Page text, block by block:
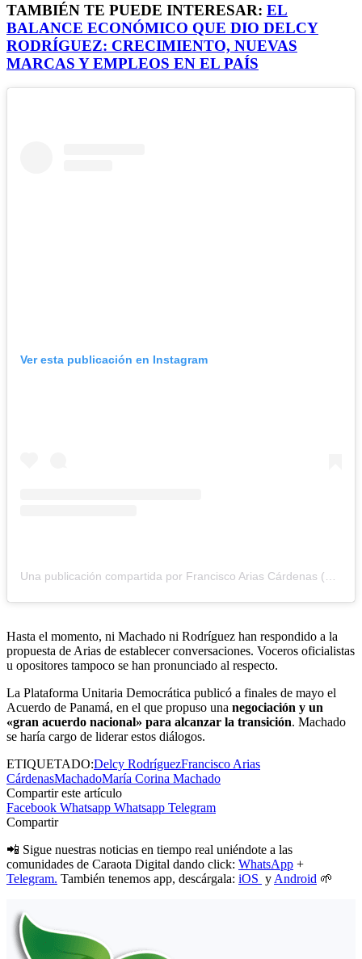
TAMBIÉN TE PUEDE INTERESAR: EL
BALANCE ECONÓMICO QUE DIO DELCY
RODRÍGUEZ: CRECIMIENTO, NUEVAS
MARCAS Y EMPLEOS EN EL PAÍS
Ver esta publicación en Instagram
Hasta el momento, ni Machado ni Rodríguez han respondido a la
propuesta de Arias de establecer conversaciones. Voceros oficialistas
u opositores tampoco se han pronunciado al respecto.
La Plataforma Unitaria Democrática publicó a finales de mayo el
Acuerdo de Panamá, en el que propuso una negociación y un
«gran acuerdo nacional» para alcanzar la transición. Machado
se haría cargo de liderar estos diálogos.
ETIQUETADO:Delcy RodríguezFrancisco Arias
CárdenasMachadoMaría Corina Machado
Compartir este artículo
Facebook Whatsapp Whatsapp Telegram
Compartir
📲 Sigue nuestras noticias en tiempo real uniéndote a las
comunidades de Caraota Digital dando click: WhatsApp +
Telegram. También tenemos app, descárgala: iOS y Android 🌱